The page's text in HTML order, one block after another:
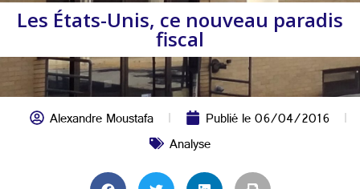
Les États-Unis, ce nouveau paradis
fiscal
Alexandre Moustafa Publié le06/04/2016
Analyse